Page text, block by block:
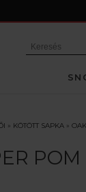
» KÖTÖTT SAPKA»